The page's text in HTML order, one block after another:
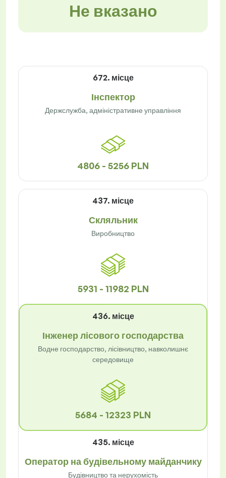
Не вказано
672. місце
Інспектор
Держслужба, адміністративне управління
4806 - 5256 PLN
437. місце
Скляльник
Виробництво
5931 - 11982 PLN
436. місце
Інженер лісового господарства
Водне господарство, лісівництво, навколишнє
середовище
5684 - 12323 PLN
435. місце
Оператор на будівельному майданчику
Будівництво та нерухомість